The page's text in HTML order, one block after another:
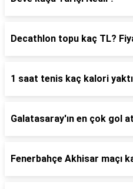
Decathlon topu kaç TL?
1 saat tenis kaç kalori
Galatasaray'ın en çok gol
Fenerbahçe Akhisar maçı